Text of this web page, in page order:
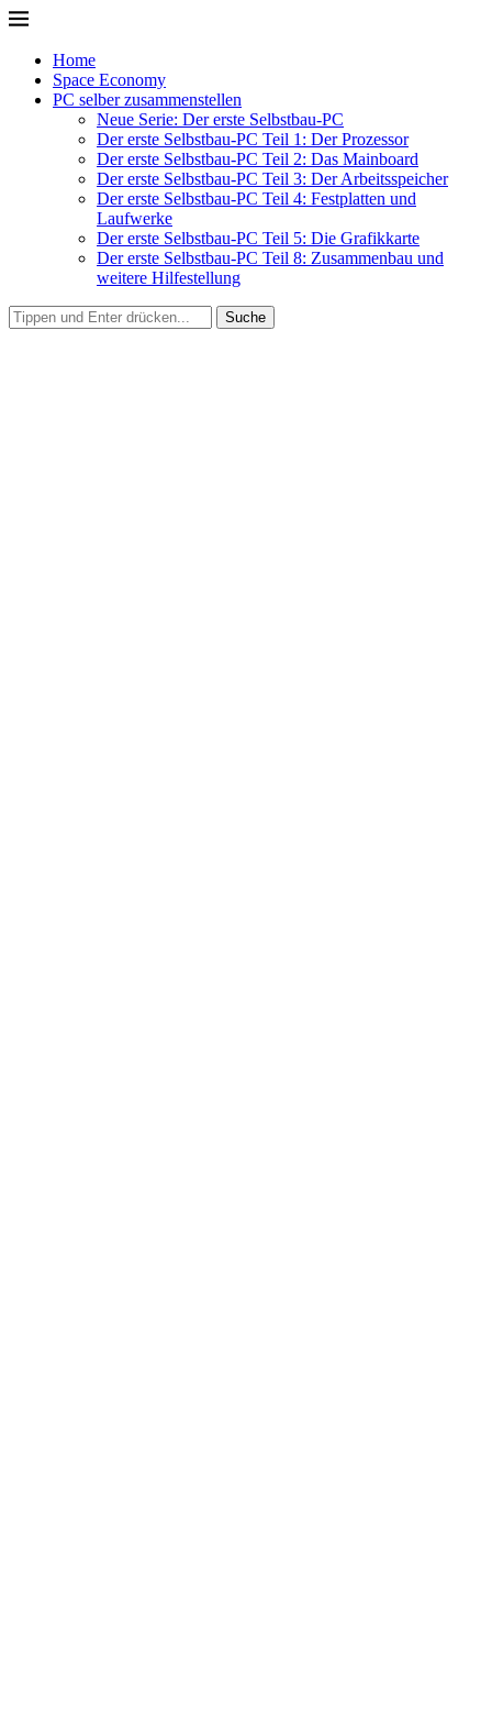
Home
Space Economy
PC selber zusammenstellen
Neue Serie: Der erste Selbstbau-PC
Der erste Selbstbau-PC Teil 1: Der Prozessor
Der erste Selbstbau-PC Teil 2: Das Mainboard
Der erste Selbstbau-PC Teil 3: Der Arbeitsspeicher
Der erste Selbstbau-PC Teil 4: Festplatten und
Laufwerke
Der erste Selbstbau-PC Teil 5: Die Grafikkarte
Der erste Selbstbau-PC Teil 8: Zusammenbau und
weitere Hilfestellung
Suche